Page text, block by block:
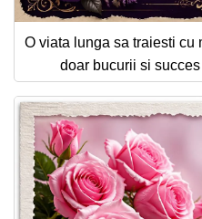
O viata lunga sa traiesti cu
doar bucurii si